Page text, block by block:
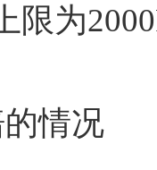
限为
情况